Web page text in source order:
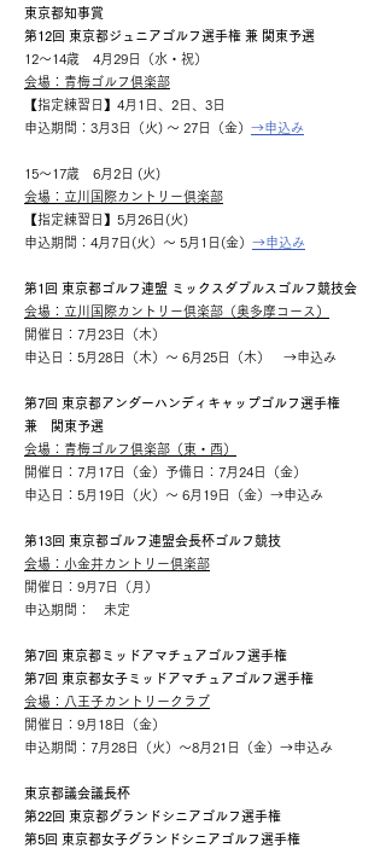
東京都知事賞
第12回 東京都ジュニアゴルフ選手権 兼 関東予選
12～14歳 4月29日（水・祝）
会場：青梅ゴルフ倶楽部
【指定練習日】4月1日、2日、3日
申込期間：3月3日（火) ～ 27日（金） →申込み
15～17歳 6月2日 (火)
会場：立川国際カントリー倶楽部
【指定練習日】5月26日(火)
申込期間：4月7日(火）～ 5月1日(金） →申込み
第1回 東京都ゴルフ連盟 ミックスダブルスゴルフ競技会
会場：立川国際カントリー倶楽部（奥多摩コース）
開催日：7月23日（木）
申込日：5月28日（木）～ 6月25日（木） →申込み
第7回 東京都アンダーハンディキャップゴルフ選手権
兼 関東予選
会場：青梅ゴルフ倶楽部（東・西）
開催日：7月17日（金）予備日：7月24日（金）
​申込日：5月19日（火）～ 6月19日（金）→申込み
第13回 東京都ゴルフ連盟会長杯ゴルフ競技
会場：小金井カントリー倶楽部
開催日：9月7日（月）
申込期間： 未定
第7回 東京都ミッドアマチュアゴルフ選手権
第7回 東京都女子ミッドアマチュアゴルフ選手権
会場：八王子カントリークラブ
開催日：9月18日（金）
申込期間：7月28日（火）～8月21日（金）→申込み
東京都議会議長杯
第22回 東京都グランドシニアゴルフ選手権
第5回 東京都女子グランドシニアゴルフ選手権